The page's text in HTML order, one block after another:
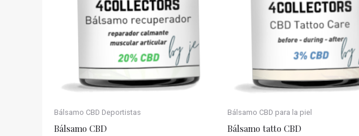
Bálsamo CBD Deportistas
Bálsamo CBD
Bálsamo CBD para la piel
Bálsamo tatto CBD